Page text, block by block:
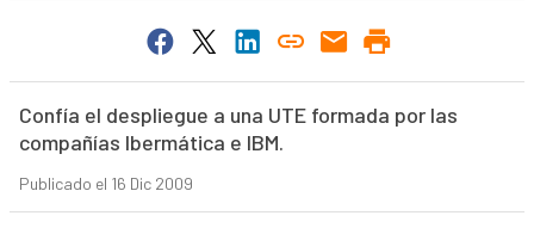
Confía el despliegue a una UTE formada por las
compañías Ibermática e IBM.
Publicado el 16 Dic 2009